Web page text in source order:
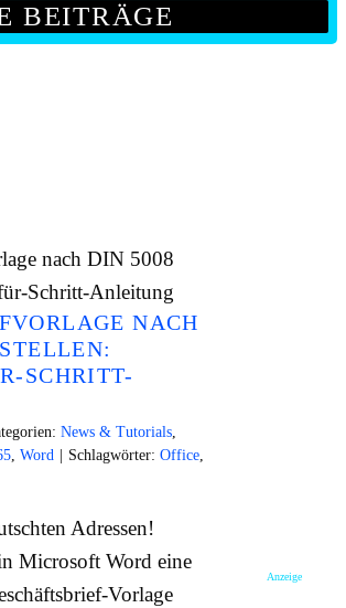
BEITRÄGE
NACH
SCHRITT-
News & Tutorials,
, Word Schlagwörter: Office,
Adressen!
Microsoft Word eine
Vorlage
Anzeige